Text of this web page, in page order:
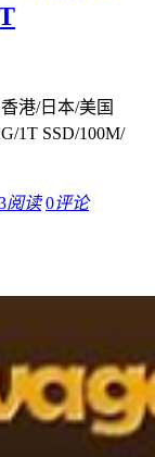
港/日本/美国
1T SSD/100M/
阅读 0评论